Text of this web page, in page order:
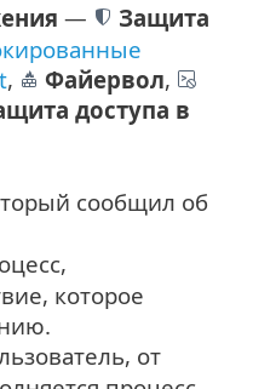
—
Защита
, Файервол,
доступа в
сообщил об
которое
от